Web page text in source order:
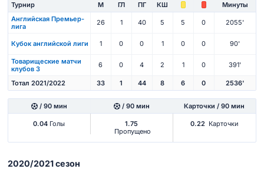
Турнир М ГЛ ПГ КШ
Минуты
Английская Премьер-
лига
26 1 40 5 5 0 2055'
Кубок английской лиги 1 0 0 1 0 0 90'
Товарищеские матчи
клубов 3
6 0 4 2 1 0 391'
Тотал 2021/2022 33 1 44 8 6 0 2536'
/ 90 мин / 90 мин Карточки / 90 мин
0.04 Голы
1.75
Пропущено
0.22 Карточки
2020/2021 сезон